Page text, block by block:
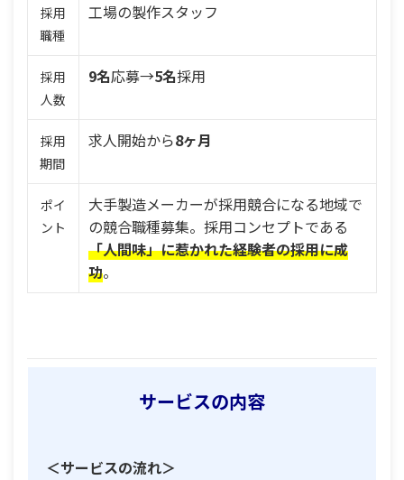
採用
職種
工場の製作スタッフ
採用
人数
9名応募→5名採用
採用
期間
求人開始から8ヶ月
ポイ
ント
大手製造メーカーが採用競合になる地域で
の競合職種募集。採用コンセプトである
「人間味」に惹かれた経験者の採用に成
功。
サービスの内容
＜サービスの流れ＞